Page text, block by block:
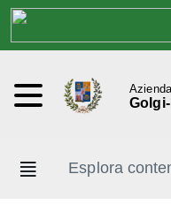
Esplora